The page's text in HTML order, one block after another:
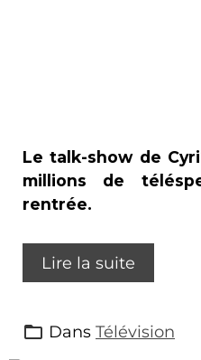
Le talk-show de
millions de
rentrée.
Lire la suite
Dans Télévision